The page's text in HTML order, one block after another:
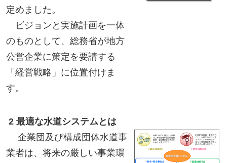
定めました。
ビジョンと実施計画を一体
のものとして、総務省が地方
公営企業に策定を要請する
「経営戦略」に位置付けま
す。
2 最適な水道システムとは
企業団及び構成団体水道事
業者は、将来の厳しい事業環